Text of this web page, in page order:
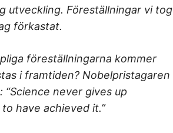
utveckling. Föreställningar vi tog
förkastat.
föreställningarna kommer
i framtiden? Nobelpristagaren
“Science never gives up
have achieved it.”